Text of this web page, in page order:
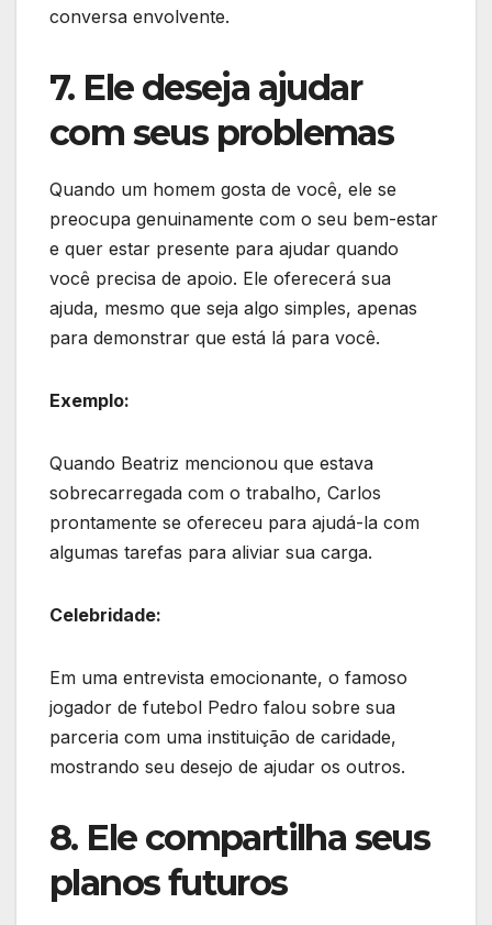
conversa envolvente.
7. Ele deseja ajudar
com seus problemas
Quando um homem gosta de você, ele se
preocupa genuinamente com o seu bem-estar
e quer estar presente para ajudar quando
você precisa de apoio. Ele oferecerá sua
ajuda, mesmo que seja algo simples, apenas
para demonstrar que está lá para você.
Exemplo:
Quando Beatriz mencionou que estava
sobrecarregada com o trabalho, Carlos
prontamente se ofereceu para ajudá-la com
algumas tarefas para aliviar sua carga.
Celebridade:
Em uma entrevista emocionante, o famoso
jogador de futebol Pedro falou sobre sua
parceria com uma instituição de caridade,
mostrando seu desejo de ajudar os outros.
8. Ele compartilha seus
planos futuros